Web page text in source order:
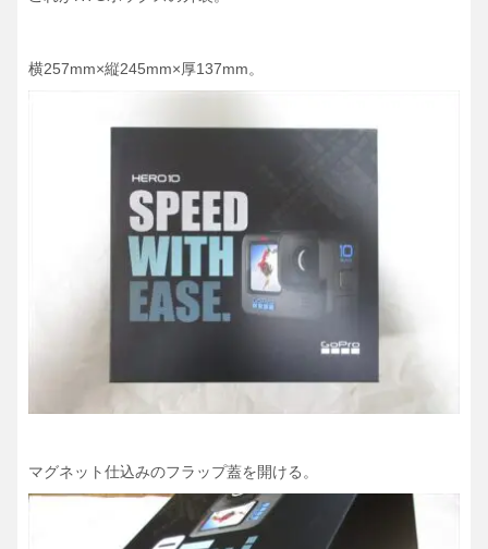
横257mm×縦245mm×厚137mm。
マグネット仕込みのフラップ蓋を開ける。